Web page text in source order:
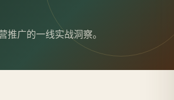
推广的一线实战洞察。